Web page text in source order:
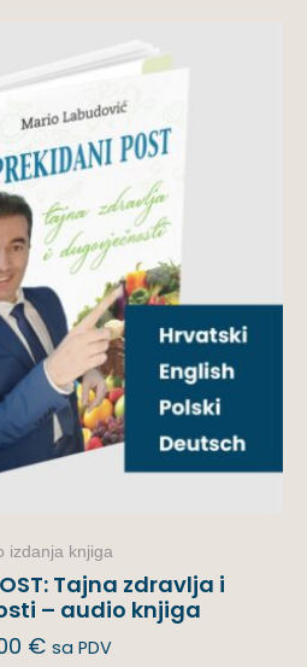
izdanja knjiga
Tajna zdravlja i
– audio knjiga
€ sa PDV